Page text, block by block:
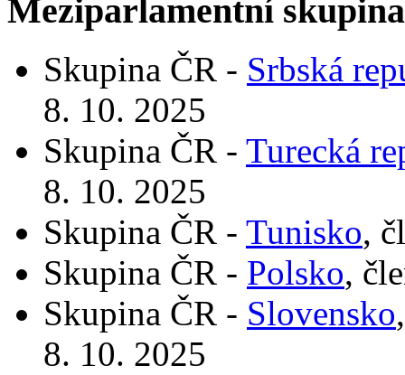
Meziparlamentní
Skupina ČR - Srbská
8. 10. 2025
Skupina ČR - Turecká
8. 10. 2025
Skupina ČR - Tunisko,
Skupina ČR - Polsko,
Skupina ČR - Slovensko
8. 10. 2025